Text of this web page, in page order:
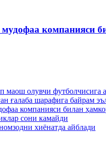
компанияси
маош олувчи футболчисига
ғалаба шарафига байрам
компанияси билан
сони камайди
хиёнатда айблади